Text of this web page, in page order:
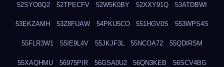
52SYO0Q2 52TPECFV 52W5K0BY 52XXY91Q 53ATDBWI
53EKZAMH 53Z8FUAW 54PKU5CO 551HGV0S 553WPS4S
55FLR3W1 55IE9L4V 55JKJF3L 55NCOA72 55QDIRSM
55XAQHMU 56975PIR 56GSA0U2 56QN3KEB 56SCV4BG